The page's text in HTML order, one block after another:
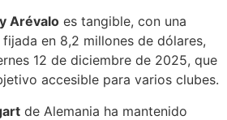
Arévalo es tangible, con una
en 8,2 millones de dólares,
12 de diciembre de 2025, que
accesible para varios clubes.
de Alemania ha mantenido